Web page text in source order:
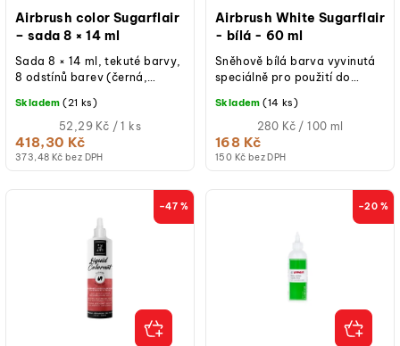
d
u
k
t
ů
Airbrush color Sugarflair
– sada 8 × 14 ml
373,48 Kč bez DPH
418,30 Kč
Měrná
cena:
52,29 Kč / 1 ks
Skladem (21 ks)
Sada 8 × 14 ml, tekuté barvy,
8 odstínů barev (černá,
žlutá, bílá, zlatá, stříbrná), na
Airbrush White Sugarflair
- bílá - 60 ml
150 Kč bez DPH
168 Kč
Měrná
cena:
280 Kč / 100 ml
Skladem (14 ks)
Sněhově bílá barva vyvinutá
speciálně pro použití do
konzistenci a lze ji použít i k
zesvětlení...
–47 % –20 %